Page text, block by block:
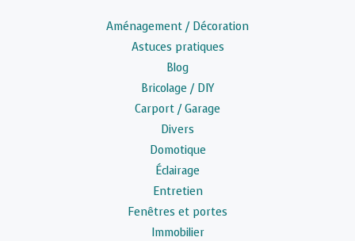
Aménagement / Décoration
Astuces pratiques
Blog
Bricolage / DIY
Carport / Garage
Divers
Domotique
Éclairage
Entretien
Fenêtres et portes
Immobilier